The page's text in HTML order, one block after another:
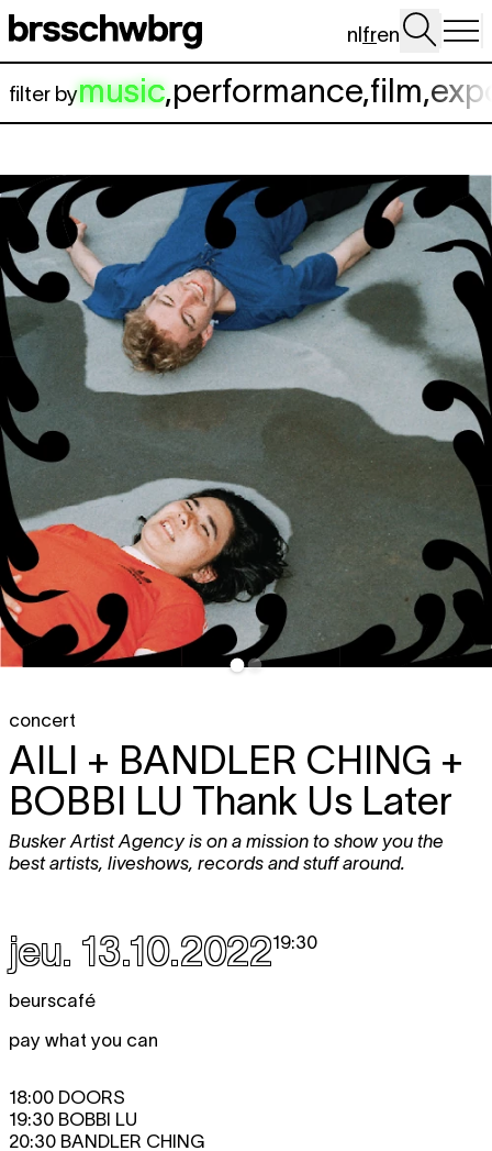
Aller au contenu principal
nlfren
filter bymusic,performance,film,
concert
AILI + BANDLER CHING +
BOBBI LU Thank Us Later
Busker Artist Agency is on a mission to show you the
best artists, liveshows, records and stuff around.
jeu. 13.10.202219:30
beurscafé
pay what you can
18:00 DOORS
19:30 BOBBI LU
20:30 BANDLER CHING